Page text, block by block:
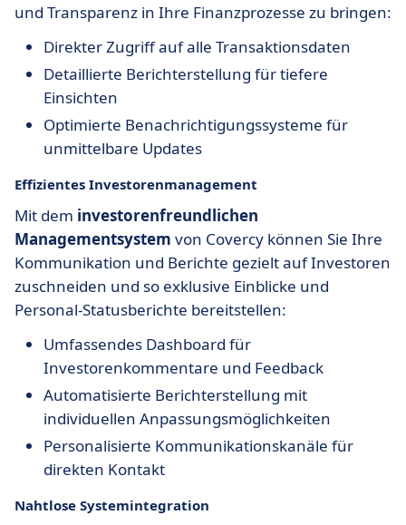
und Transparenz in Ihre Finanzprozesse zu bringen:
Direkter Zugriff auf alle Transaktionsdaten
Detaillierte Berichterstellung für tiefere
Einsichten
Optimierte Benachrichtigungssysteme für
unmittelbare Updates
Effizientes Investorenmanagement
Mit dem investorenfreundlichen
Managementsystem von Covercy können Sie Ihre
Kommunikation und Berichte gezielt auf Investoren
zuschneiden und so exklusive Einblicke und
Personal-Statusberichte bereitstellen:
Umfassendes Dashboard für
Investorenkommentare und Feedback
Automatisierte Berichterstellung mit
individuellen Anpassungsmöglichkeiten
Personalisierte Kommunikationskanäle für
direkten Kontakt
Nahtlose Systemintegration